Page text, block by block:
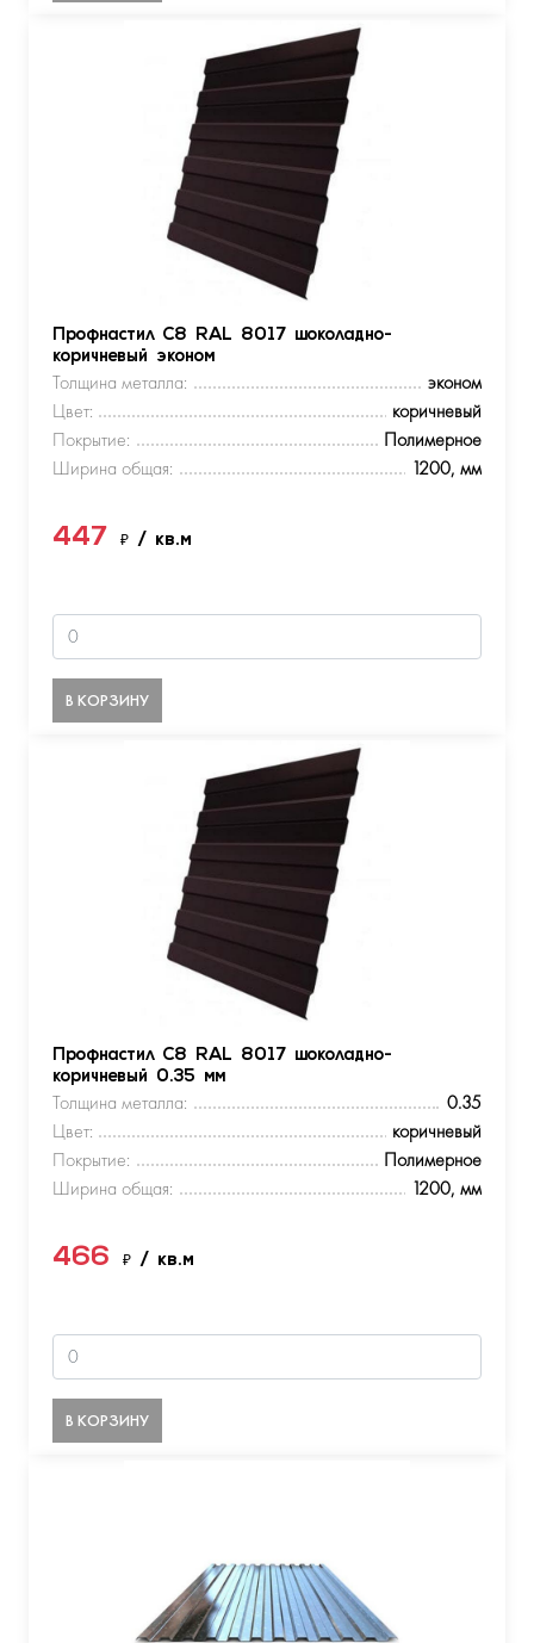
Профнастил С8 RAL 8017 шоколадно-
коричневый эконом
Толщина металла:
эконом
Цвет:
коричневый
Покрытие:
Полимерное
Ширина общая:
1200, мм
447 ₽ / кв.м
В КОРЗИНУ
Профнастил С8 RAL 8017 шоколадно-
коричневый 0.35 мм
Толщина металла:
0.35
Цвет:
коричневый
Покрытие:
Полимерное
Ширина общая:
1200, мм
466 ₽ / кв.м
В КОРЗИНУ